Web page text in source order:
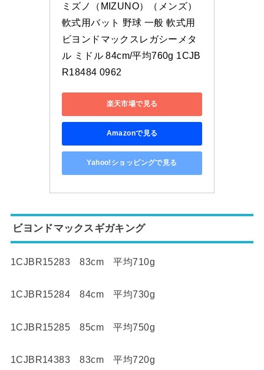
ミズノ（MIZUNO）（メンズ）
軟式用バット 野球 一般 軟式用
ビヨンドマックスレガシーメタ
ル ミドル 84cm/平均760g 1CJB
R18484 0962
楽天市場で見る
Amazonで見る
Yahoo!ショッピングで見る
ビヨンドマックスギガキング
1CJBR15283 83cm 平均710g
1CJBR15284 84cm 平均730g
1CJBR15285 85cm 平均750g
1CJBR14383 83cm 平均720g